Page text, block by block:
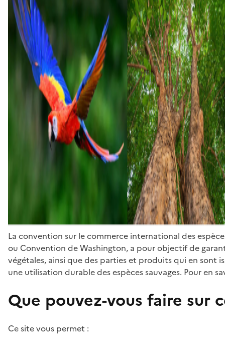
La convention sur le commerce international des
ou Convention de Washington, a pour objectif de
végétales, ainsi que des parties et produits qui en sont
une utilisation durable des espèces sauvages. Pour en
Que pouvez-vous faire sur
Ce site vous permet :